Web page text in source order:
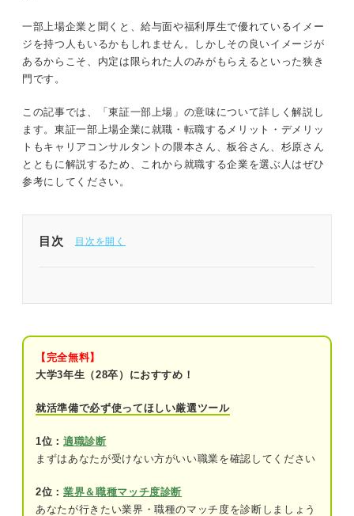
業」をわかりやすく解説！
廃止後の東証一部は？ 再編成後の3つの市場区
分も併せて解説！
※AIの特性上、間違いが含まれている場合があります。記事本文
と併せてご確認ください。
一部上場企業と聞くと、給与面や福利厚生で優れているイメー
ジを持つ人もいるかもしれません。しかしその良いイメージが
あるからこそ、内定は限られた人のみがもらえるといった狭き
門です。
この記事では、「東証一部上場」の意味について詳しく解説し
ます。東証一部上場企業に就職・転職するメリット・デメリッ
トもキャリアコンサルタントの隈本さん、板谷さん、杉原さん
とともに解説するため、これから就職する企業を選ぶ人はぜひ
参考にしてください。
目次
東証一部上場はすでに廃止？ 「一部上場企業」を
わかりやすく解説！
一部上場企業の定義：以前「東証一部」に
になる
【完全無料】
大学3年生（28卒）におすすめ！
就活準備で必ず使ってほしい厳選ツール
1位： 適職診断
まずはあなたが受けない方がいい職業を確認してください
2位： 業界＆職種マッチ度診断
あなたが行きたい業界・職種のマッチ度を診断しましょう